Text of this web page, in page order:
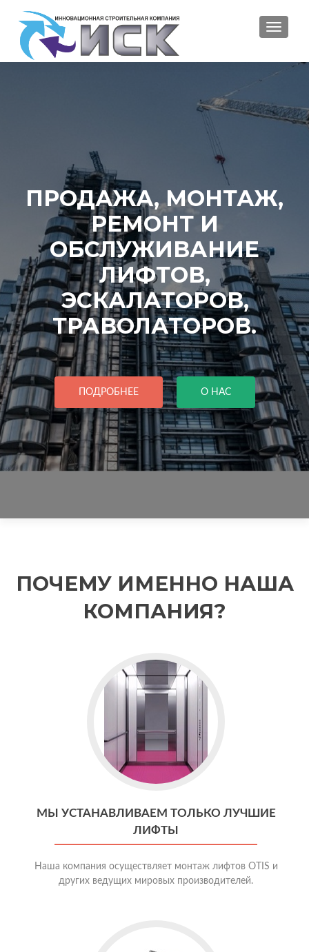
ПРОДАЖА, МОНТАЖ,
РЕМОНТ И
ОБСЛУЖИВАНИЕ
ЛИФТОВ,
ЭСКАЛАТОРОВ,
ТРАВОЛАТОРОВ.
ПОДРОБНЕЕ О НАС
ПОЧЕМУ ИМЕННО НАША
КОМПАНИЯ?
МЫ УСТАНАВЛИВАЕМ ТОЛЬКО ЛУЧШИЕ
ЛИФТЫ
Наша компания осуществляет монтаж лифтов OTIS и
других ведущих мировых производителей.